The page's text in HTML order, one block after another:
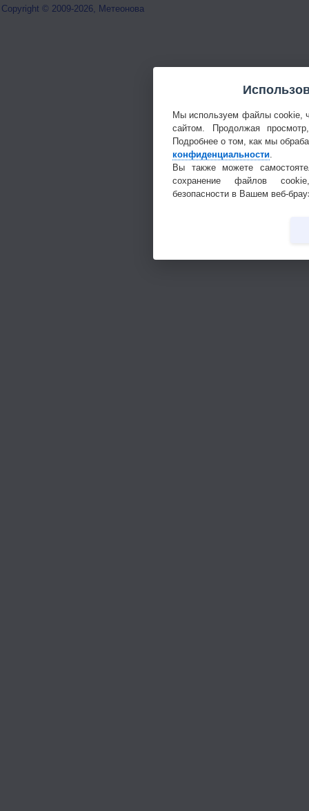
Copyright © 2009-2026, Метеонова
Мы используем файлы cookie,
сайтом. Продолжая
Подробнее о том, как мы
конфиденциальности.
Вы также можете
сохранение файлов
безопасности в Вашем веб-